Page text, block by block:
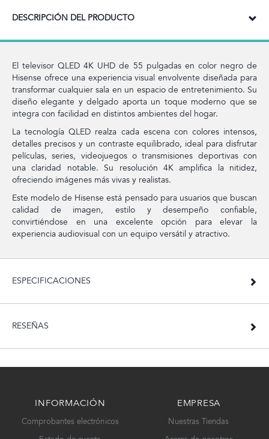
DESCRIPCIÓN DEL PRODUCTO
El televisor QLED 4K UHD de 55 pulgadas en color negro de
Hisense ofrece una experiencia visual envolvente diseñada para
transformar cualquier sala en un espacio de entretenimiento. Su
diseño elegante y delgado aporta un toque moderno que se
integra con facilidad en distintos ambientes del hogar.
La tecnología QLED realza cada escena con colores intensos,
detalles precisos y un contraste equilibrado, ideal para disfrutar
películas, series, videojuegos o transmisiones deportivas con
una claridad notable. Su resolución 4K amplifica la nitidez,
ofreciendo imágenes más vivas y realistas.
Este modelo de Hisense está pensado para usuarios que buscan
calidad de imagen, estilo y desempeño confiable,
convirtiéndose en una excelente opción para elevar la
experiencia audiovisual con un equipo versátil y atractivo.
ESPECIFICACIONES
RESEÑAS
INFORMACIÓN
Comprobantes electrónicos
EMPRESA
Nuestras Tiendas